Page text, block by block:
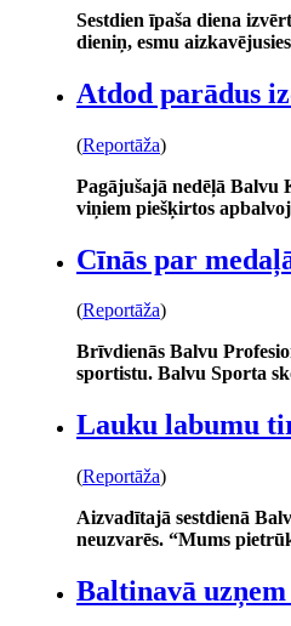
Sestdien īpaša diena
dieniņ, esmu
Atdod parādus
(Reportāža)
Pagājušajā nedēļā Balvu
viņiem piešķirtos
Cīnās par
(Reportāža)
Brīvdienās Balvu
sportistu. Balvu Sporta
Lauku labumu
(Reportāža)
Aizvadītajā sestdienā
neuzvarēs. “Mums
Baltinavā